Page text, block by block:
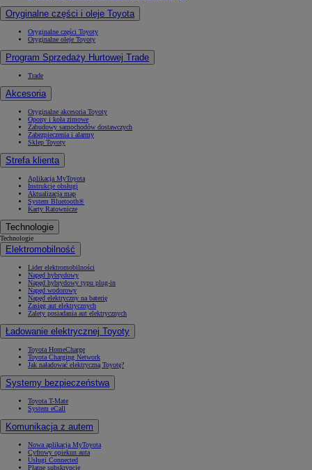
Oryginalne części i oleje Toyota
Oryginalne części Toyoty
Oryginalne oleje Toyoty
Program Sprzedaży Hurtowej Trade
Trade
Akcesoria
Oryginalne akcesoria Toyoty
Opony i koła zimowe
Zabudowy samochodów dostawczych
Zabezpieczenia i alarmy
Sklep Toyoty
Strefa klienta
Aplikacja MyToyota
Instrukcje obsługi
Aktualizacja map
System Bluetooth®
Karty Ratownicze
Technologie
Technologie
Elektromobilność
Lider elektromobilności
Napęd hybrydowy
Napęd hybrydowy typu plug-in
Napęd wodorowy
Napęd elektryczny na baterię
Zasięg aut elektrycznych
Zalety posiadania aut elektrycznych
Ładowanie elektrycznej Toyoty
Toyota HomeCharge
Toyota Charging Network
Jak naładować elektryczną Toyotę?
Systemy bezpieczeństwa
Toyota T-Mate
System eCall
Komunikacja z autem
Nowa aplikacja MyToyota
Cyfrowy opiekun auta
Usługi Connected
Płatne subskrypcje